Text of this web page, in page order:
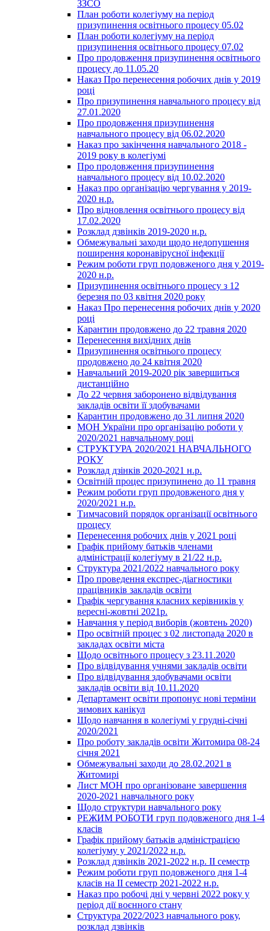
ЗЗСО
План роботи колегіуму на період
призупинення освітнього процесу 05.02
План роботи колегіуму на період
призупинення освітнього процесу 07.02
Про продовження призупинення освітнього
процесу до 11.05.20
Наказ Про перенесення робочих днів у 2019
році
Про призупинення навчального процесу від
27.01.2020
Про продовження призупинення
навчального процесу від 06.02.2020
Наказ про закінчення навчального 2018 -
2019 року в колегіумі
Про продовження призупинення
навчального процесу від 10.02.2020
Наказ про організацію чергування у 2019-
2020 н.р.
Про відновлення освітнього процесу від
17.02.2020
Розклад дзвінків 2019-2020 н.р.
Обмежувальні заходи щодо недопушення
поширення коронавірусної інфекції
Режим роботи груп подовженого дня у 2019-
2020 н.р.
Призупинення освітнього процесу з 12
березня по 03 квітня 2020 року
Наказ Про перенесення робочих днів у 2020
році
Карантин продовжено до 22 травня 2020
Перенесення вихідних днів
Призупинення освітнього процесу
продовжено до 24 квітня 2020
Навчальний 2019-2020 рік завершиться
дистанційно
До 22 червня заборонено відвідування
закладів освіти її здобувачами
Карантин продовжено до 31 липня 2020
МОН України про організацію роботи у
2020/2021 навчальному році
СТРУКТУРА 2020/2021 НАВЧАЛЬНОГО
РОКУ
Розклад дзінків 2020-2021 н.р.
Освітній процес призупинено до 11 травня
Режим роботи груп продовженого дня у
2020/2021 н.р.
Тимчасовий порядок організації освітнього
процесу
Перенесення робочих днів у 2021 році
Графік прийому батьків членами
адміністрації колегіуму в 21/22 н.р.
Структура 2021/2022 навчального року
Про проведення експрес-діагностики
працівників закладів освіти
Графік чергування класних керівників у
вересні-жовтні 2021р.
Навчання у період виборів (жовтень 2020)
Про освітній процес з 02 листопада 2020 в
закладах освіти міста
Щодо освітнього процесу з 23.11.2020
Про відвідування учнями закладів освіти
Про відвідування здобувачами освіти
закладів освіти від 10.11.2020
Департамент освіти пропонує нові терміни
зимових канікул
Щодо навчання в колегіумі у грудні-січні
2020/2021
Про роботу закладів освіти Житомира 08-24
січня 2021
Обмежувальні заходи до 28.02.2021 в
Житомирі
Лист МОН про організоване завершення
2020-2021 навчального року
Щодо структури навчального року
РЕЖИМ РОБОТИ груп подовженого дня 1-4
класів
Графік прийому батьків адміністрацією
колегіуму у 2021/2022 н.р.
Розклад дзвінків 2021-2022 н.р. ІІ семестр
Режим роботи груп подовженого дня 1-4
класів на ІІ семестр 2021-2022 н.р.
Наказ про робочі дні у червні 2022 року у
період дії воєнного стану
Структура 2022/2023 навчального року,
розклад дзвінків